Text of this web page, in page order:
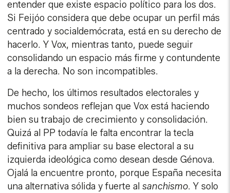
entender que existe espacio político para los dos.
Si Feijóo considera que debe ocupar un perfil más
centrado y socialdemócrata, está en su derecho de
hacerlo. Y Vox, mientras tanto, puede seguir
consolidando un espacio más firme y contundente
a la derecha. No son incompatibles.
De hecho, los últimos resultados electorales y
muchos sondeos reflejan que Vox está haciendo
bien su trabajo de crecimiento y consolidación.
Quizá al PP todavía le falta encontrar la tecla
definitiva para ampliar su base electoral a su
izquierda ideológica como desean desde Génova.
Ojalá la encuentre pronto, porque España necesita
una alternativa sólida y fuerte alsanchismo. Y solo